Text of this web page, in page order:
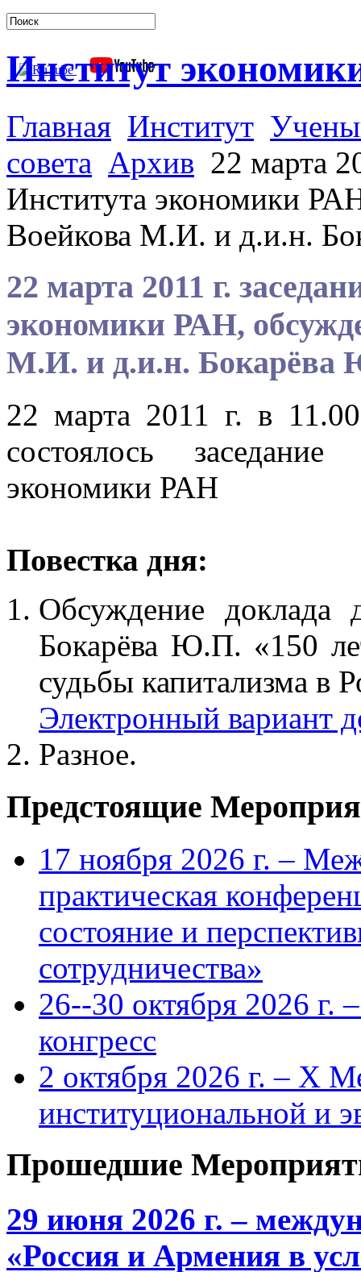
Институт
Главная Институт
совета Архив 22 марта
Института экономики
Воейкова М.И. и д.и.н.
22 марта 2011 г.
экономики РАН,
М.И. и д.и.н.
22 марта 2011 г. в
состоялось
экономики РАН
Повестка дня:
Обсуждение
Бокарёва Ю.П. «150
судьбы капитализма в
Электронный вариант
Разное.
Предстоящие
17 ноября 2026 г. –
практическая
состояние и
сотрудничества»
26--30 октября 2026 г.
конгресс
2 октября 2026 г. – X
институциональной и
Прошедшие
29 июня 2026 г. –
«Россия и Армения в